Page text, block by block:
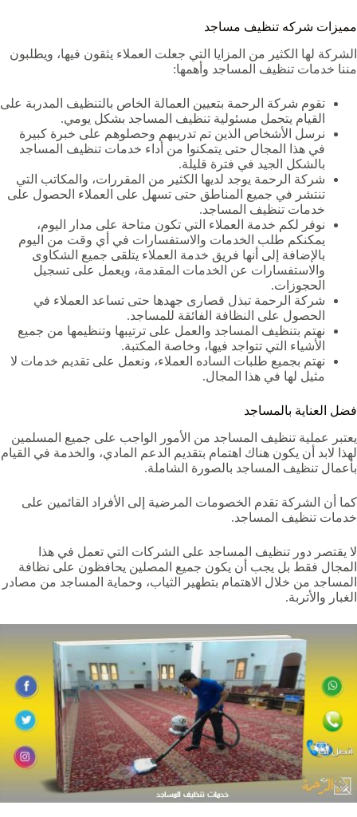
مميزات شركه تنظيف مساجد
الشركة لها الكثير من المزايا التي جعلت العملاء يثقون فيها، ويطلبون
مننا خدمات تنظيف المساجد وأهمها:
تقوم شركة الرحمة بتعيين العمالة الخاص بالتنظيف المدربة على
القيام يتحمل مسئولية تنظيف المساجد بشكل يومي.
نرسل الأشخاص الذين تم تدريبهم وحصلوهم على خبرة كبيرة
في هذا المجال حتى يتمكنوا من أداء خدمات تنظيف المساجد
بالشكل الجيد في فترة قليلة.
شركة الرحمة يوجد لديها الكثير من المقررات، والمكاتب التي
تنتشر في جميع المناطق حتى تسهل على العملاء الحصول على
خدمات تنظيف المساجد.
نوفر لكم خدمة العملاء التي تكون متاحة على مدار اليوم،
يمكنكم طلب الخدمات والاستفسارات في أي وقت من اليوم
بالإضافة إلى أنها فريق خدمة العملاء يتلقى جميع الشكاوى
والاستفسارات عن الخدمات المقدمة، ويعمل على تسجيل
الحجوزات.
شركة الرحمة تبذل قصارى جهدها حتى تساعد العملاء في
الحصول على النظافة الفائقة للمساجد.
نهتم بتنظيف المساجد والعمل على ترتيبها وتنظيمها من جميع
الأشياء التي تتواجد فيها، وخاصة المكتبة.
نهتم بجميع طلبات الساده العملاء، ونعمل على تقديم خدمات لا
مثيل لها في هذا المجال.
فضل العناية بالمساجد
يعتبر عملية تنظيف المساجد من الأمور الواجب على جميع المسلمين
لهذا لابد أن يكون هناك اهتمام بتقديم الدعم المادي، والخدمة في القيام
بأعمال تنظيف المساجد بالصورة الشاملة.
كما أن الشركة تقدم الخصومات المرضية إلى الأفراد القائمين على
خدمات تنظيف المساجد.
لا يقتصر دور تنظيف المساجد على الشركات التي تعمل في هذا
المجال فقط بل يجب أن يكون جميع المصلين يحافظون على نظافة
المساجد من خلال الاهتمام بتطهير الثياب، وحماية المساجد من مصادر
الغبار والأتربة.